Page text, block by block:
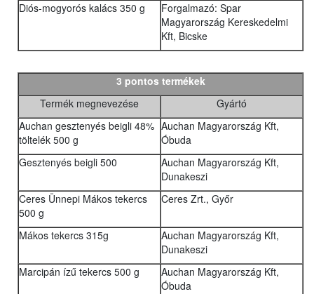
Diós-mogyorós kalács 350 g
Forgalmazó: Spar
Magyarország Kereskedelmi
Kft, Bicske
3 pontos termékek
Termék megnevezése
Gyártó
Auchan gesztenyés beigli 48%
töltelék 500 g
Auchan Magyarország Kft,
Óbuda
Gesztenyés beigli 500
Auchan Magyarország Kft,
Dunakeszi
Ceres Ünnepi Mákos tekercs
500 g
Ceres Zrt., Győr
Mákos tekercs 315g
Auchan Magyarország Kft,
Dunakeszi
Marcipán ízű tekercs 500 g
Auchan Magyarország Kft,
Óbuda